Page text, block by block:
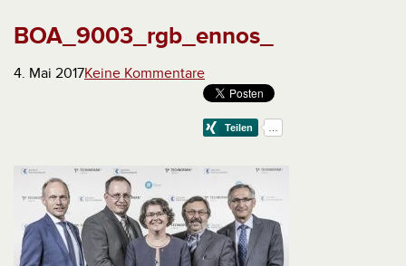
BOA_9003_rgb_ennos_
4. Mai 2017Keine Kommentare